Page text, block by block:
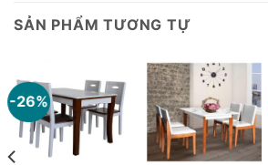
SẢN PHẨM TƯƠNG TỰ
-26%